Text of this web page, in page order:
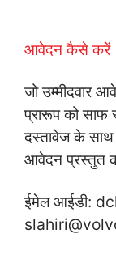
आवेदन कैसे करें
जो उम्मीदवार
प्रारूप को
दस्तावेज के
आवेदन प्रस्तुत
ईमेल आईडी: